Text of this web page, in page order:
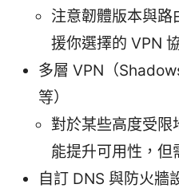
注意韌體版本與路
援你選擇的 VPN
多層 VPN（
等）
對於某些高度受限
能提升可用性，但
自訂 DNS 與防火牆